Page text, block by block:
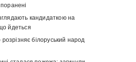
кандидаткою на
йдеться
розрізняє білоруський народ